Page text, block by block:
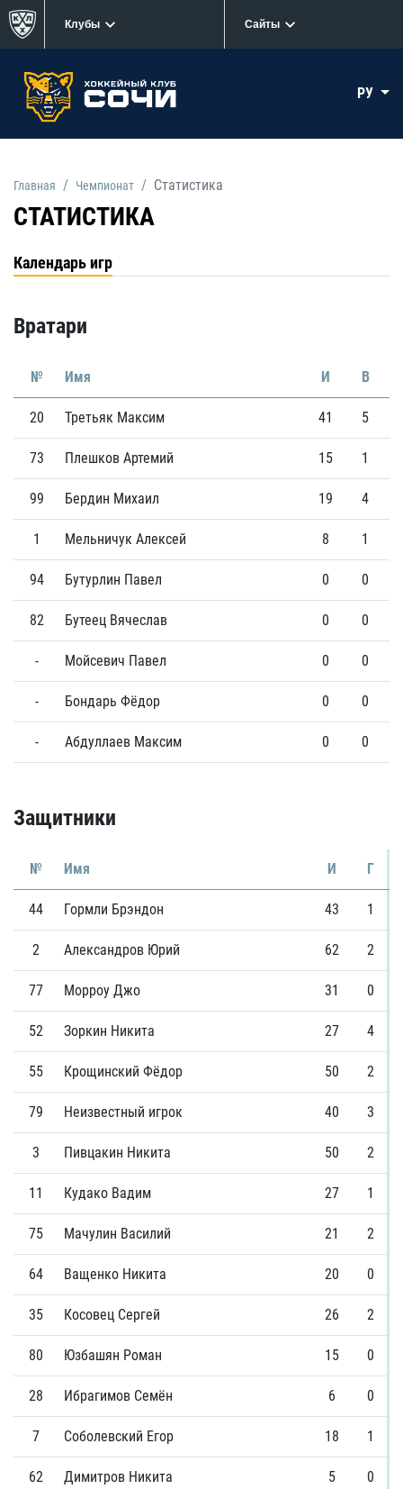
Клубы Сайты
РУ
Главная Чемпионат Статистика
СТАТИСТИКА
Календарь игр
Вратари
№ Имя И В
20 Третьяк Максим 41 5
73 Плешков Артемий 15 1
99 Бердин Михаил 19 4
1 Мельничук Алексей 8 1
94 Бутурлин Павел 0 0
82 Бутеец Вячеслав 0 0
- Мойсевич Павел 0 0
- Бондарь Фёдор 0 0
- Абдуллаев Максим 0 0
Защитники
№ Имя И Г
44 Гормли Брэндон 43 1
2 Александров Юрий 62 2
77 Морроу Джо 31 0
52 Зоркин Никита 27 4
55 Крощинский Фёдор 50 2
79 Неизвестный игрок 40 3
3 Пивцакин Никита 50 2
11 Кудако Вадим 27 1
75 Мачулин Василий 21 2
64 Ващенко Никита 20 0
35 Косовец Сергей 26 2
80 Юзбашян Роман 15 0
28 Ибрагимов Семён 6 0
7 Соболевский Егор 18 1
62 Димитров Никита 5 0